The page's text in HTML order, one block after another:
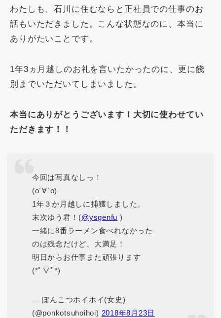
わたしも、石川に住むならと正社員での仕事のお
話もいただきました。こんな状態なのに、本当に
ありがたいことです。
1年3ヵ月越しのお礼を言いたかったのに、更に餞
別までいただいてしまいました。
本当にありがとうございます！大切に使わせてい
ただきます！！
今回は写真なしっ！
(о´∀`о)
1年３か月越しに捕獲しました。
末次ゆう君！(@ysgenfu )
一緒に8番ラーメン食べれなかった
のは残念だけど、大満足！
明日からお仕事また頑張ります
(*ﾟ▽ﾟ*)
— ぽんこつホイホイ(女史)
(@ponkotsuhoihoi) 2018年8月23日